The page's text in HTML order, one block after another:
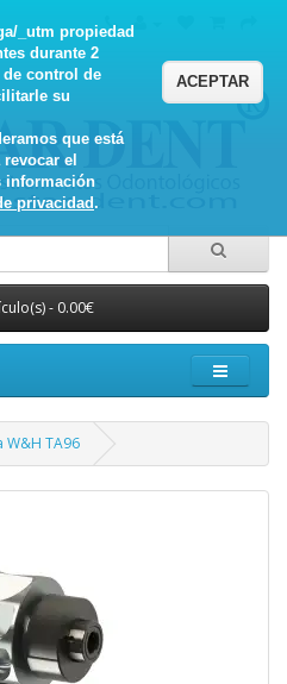
_utm propiedad
durante 2
control de
su
que está
el
información
privacidad.
ACEPTAR
- 0.00€
W&H TA96